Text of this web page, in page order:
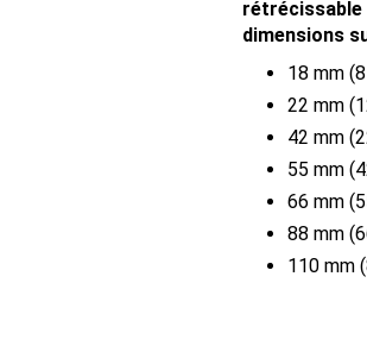
rétrécissable
dimensions
18 mm
22 mm
42 mm
55 mm
66 mm
88 mm
110 mm